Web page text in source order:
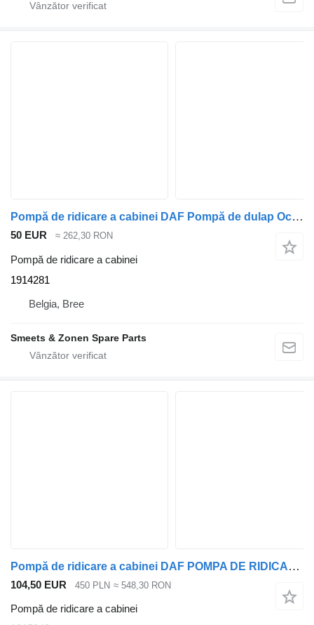
Pompă de ridicare a cabinei DAF Pompă de dulap Occ 1914281 pentru cap tractor
50 EUR ≈ 262,30 RON
Pompă de ridicare a cabinei
1914281
Belgia, Bree
Smeets & Zonen Spare Parts
Pompă de ridicare a cabinei DAF POMPA DE RIDICARE A CABINEI XF CF LF 1315942 pentru cap tractor DAF XF CF LF
104,50 EUR 450 PLN ≈ 548,30 RON
Pompă de ridicare a cabinei